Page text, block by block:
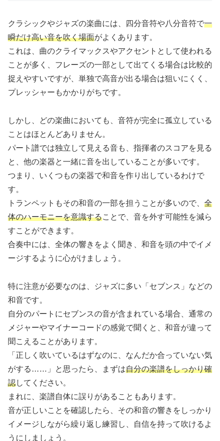
クラシックやジャズの楽曲には、四分音符や八分音符で一
瞬だけ高い音を吹く場面がよくあります。
これは、曲のクライマックスやアクセントとして使われる
ことが多く、フレーズの一部として出てくる場合は比較的
捉えやすいですが、単独で高音が出る場合は狙いにくく、
プレッシャーもかかりがちです。
しかし、どの楽曲においても、音符が完全に孤立している
ことはほとんどありません。
パート譜では独立して見える音も、指揮者のスコアを見る
と、他の楽器と一緒に音を出していることが多いです。
つまり、いくつもの楽器で和音を作り出しているわけで
す。
トランペットもその和音の一部を担うことが多いので、 全
体のハーモニーを意識することで、音を外す可能性を減ら
すことができます。
合奏中には、全体の響きをよく聞き、和音を頭の中でイメ
ージするように心がけましょう。
特に注意が必要なのは、ジャズに多い「セブンス」などの
和音です。
自分のパートにセブンスの音が含まれている場合、通常の
メジャーやマイナーコードの感覚で聞くと、和音が違って
聞こえることがあります。
「正しく吹いているはずなのに、なんだか合っていない気
がする……」と思ったら、まずは自分の楽譜をしっかり確
認してください。
まれに、楽譜自体に誤りがあることもあります。
音が正しいことを確認したら、その和音の響きをしっかり
イメージしながら繰り返し練習し、自信を持って吹けるよ
うにしましょう。